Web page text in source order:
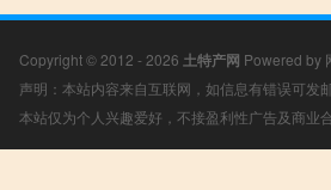
Copyright © 2012 - 2026 土特产网 Powered by
声明：本站内容来自互联网，如信息有错误可
本站仅为个人兴趣爱好，不接盈利性广告及商业